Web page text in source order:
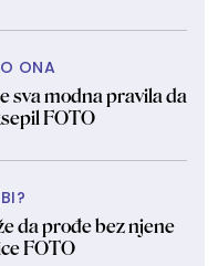
ONA
sva modna pravila da
FOTO
da prođe bez njene
FOTO